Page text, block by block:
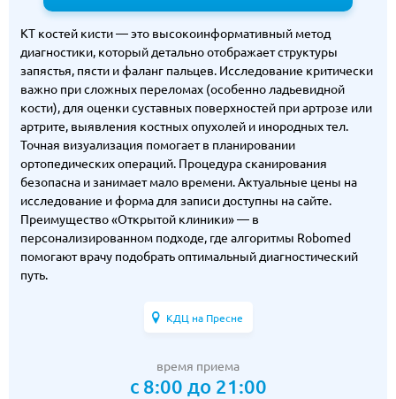
КДЦ на Пресне
КТ костей кисти — это высокоинформативный метод
диагностики, который детально отображает структуры
запястья, пясти и фаланг пальцев. Исследование критически
важно при сложных переломах (особенно ладьевидной
кости), для оценки суставных поверхностей при артрозе или
артрите, выявления костных опухолей и инородных тел.
Точная визуализация помогает в планировании
ортопедических операций. Процедура сканирования
безопасна и занимает мало времени. Актуальные цены на
исследование и форма для записи доступны на сайте.
Преимущество «Открытой клиники» — в
персонализированном подходе, где алгоритмы Robomed
помогают врачу подобрать оптимальный диагностический
путь.
время приема
с 8:00 до 21:00